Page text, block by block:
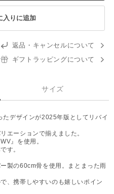
入りに追加
返品・キャンセルについて
ギフトラッピングについて
サイズ
デザインが2025年版としてリバイ
エーションで揃えました。
』を使用。
す。
製の60cm骨を使用。まとまった雨
、携帯しやすいのも嬉しいポイン